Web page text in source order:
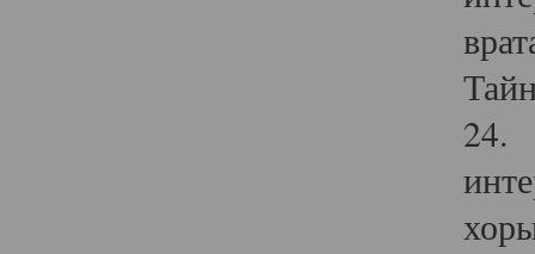
24.